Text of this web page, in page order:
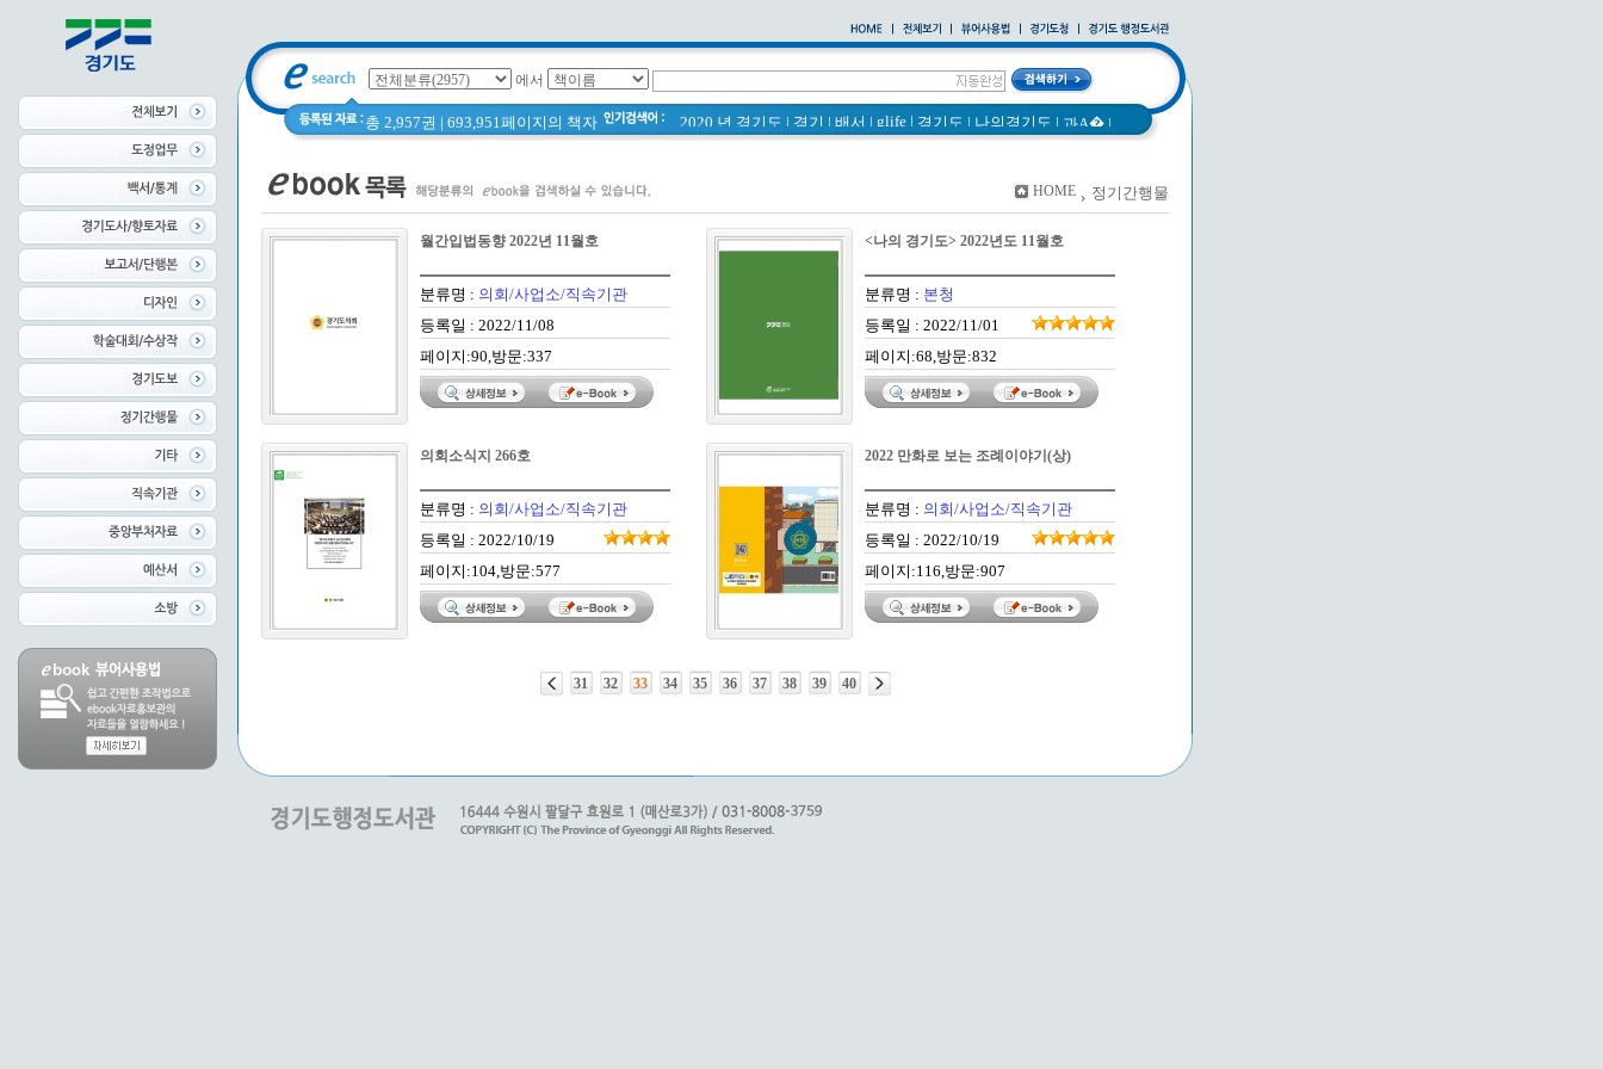
에서
총 2,957권 | 693,951페이지의 책자 2020 년 경기도 | 경기 | 배서 | glife | 경기도 | 나의경기도 | 과A� |
2021 경기도 공동주택 품질점검 사례집|공동주택|
경기도 바로알기|
국토의 계획 및 이용에 관한 법률_질의 회신 사례집
다문화가족 소식지
HOME 정기간행물
월간입법동향 2022년 11월호
분류명 : 의회/사업소/직속기관
등록일 : 2022/11/08
페이지:90,방문:337
<나의 경기도> 2022년도 11월호
분류명 : 본청
등록일 : 2022/11/01
페이지:68,방문:832
의회소식지 266호
분류명 : 의회/사업소/직속기관
등록일 : 2022/10/19
페이지:104,방문:577
2022 만화로 보는 조례이야기(상)
분류명 : 의회/사업소/직속기관
등록일 : 2022/10/19
페이지:116,방문:907
31 32 33 34 35 36 37 38 39 40